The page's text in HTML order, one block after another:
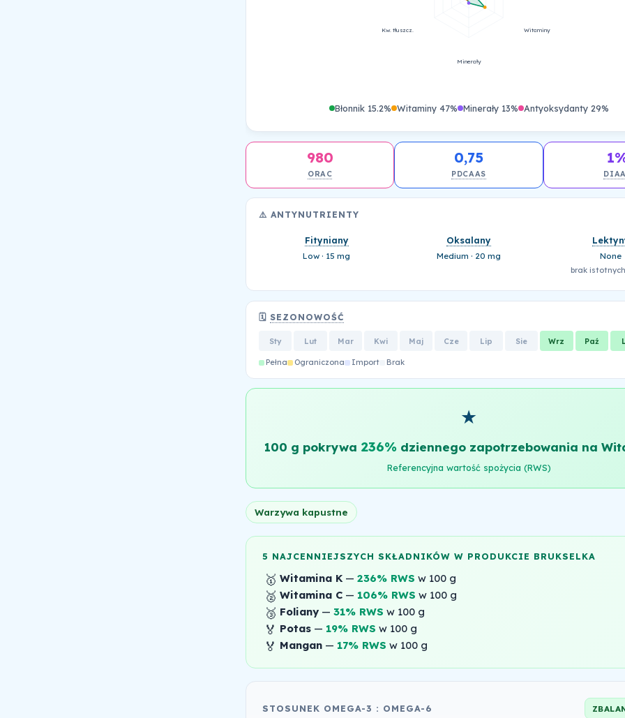
Witaminy
Minerały
Kw. tłuszcz.
Błonnik 15.2% Witaminy 47% Minerały 13% Antyoksydanty 29%
980
ORAC
0,75
PDCAAS
⚠️ ANTYNUTRIENTY
Fityniany
Low · 15 mg
Oksalany
Medium · 20 mg None
brak
🗓️ SEZONOWOŚĆ
Sty Lut Mar Kwi Maj Cze Lip Sie Wrz Paź
Pełna Ograniczona Import Brak
★
100 g pokrywa 236% dziennego zapotrzebowania na
Referencyjna wartość spożycia (RWS)
Warzywa kapustne
5 NAJCENNIEJSZYCH SKŁADNIKÓW W PRODUKCIE BRUKSELKA
🥇 Witamina K— 236% RWS w 100 g
🥈 Witamina C— 106% RWS w 100 g
🥉 Foliany— 31% RWS w 100 g
🏅 Potas— 19% RWS w 100 g
🏅 Mangan— 17% RWS w 100 g
STOSUNEK OMEGA-3 : OMEGA-6